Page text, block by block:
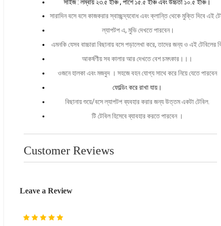
সাইজ : লম্বায় ২৩.৫ ইঞ্চি , পাশে ১৫.৫ ইঞ্চি এবং উচ্চতা ১০.৫ ইঞ্চি।
সারাদিন বসে বসে কাজকরার স্বাচ্ছন্দ্যবোধ এবং ক্লান্তি থেকে মুক্তি দিবে এই
ল্যাপটপ এ, মুভি দেখতে পারবেন।
এমনকি যেসব বাচ্চারা বিছানায় বসে পড়ালেখা করে, তাদের জন্য ও এই টেবিলের
আকর্ষণীয় সব কালার আর দেখতে বেশ চমৎকার।।।
ওজনে হালকা এবং মজবুদ । সহজে বহন যোগ্য সাথে করে নিয়ে যেতে পারবেন
ফোল্ডিং করে রাখা যায়।
বিছানায় শুয়ে/বসে ল্যাপটপ ব্যবহার করার জন্য উত্তম একটা টেবিল.
টি টেবিল হিসেবে ব্যাবহার করতে পারবেন ।
Customer Reviews
Leave a Review